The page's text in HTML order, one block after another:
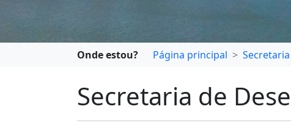
Onde estou? Página principal
Secretaria de